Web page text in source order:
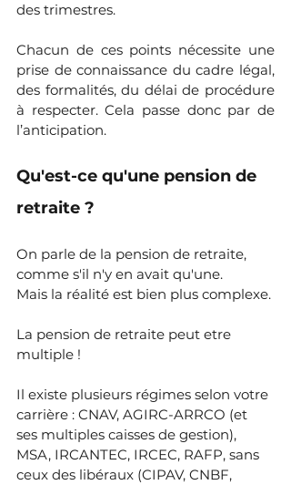
des trimestres.
Chacun de ces points nécessite une
prise de connaissance du cadre légal,
des formalités, du délai de procédure
à respecter. Cela passe donc par de
l’anticipation.
Qu'est-ce qu'une pension de
retraite ?
On parle de la pension de retraite,
comme s'il n'y en avait qu'une.
Mais la réalité est bien plus complexe.
La pension de retraite peut etre
multiple !
Il existe plusieurs régimes selon votre
carrière : CNAV, AGIRC-ARRCO (et
ses multiples caisses de gestion),
MSA, IRCANTEC, IRCEC, RAFP, sans
ceux des libéraux (CIPAV, CNBF,